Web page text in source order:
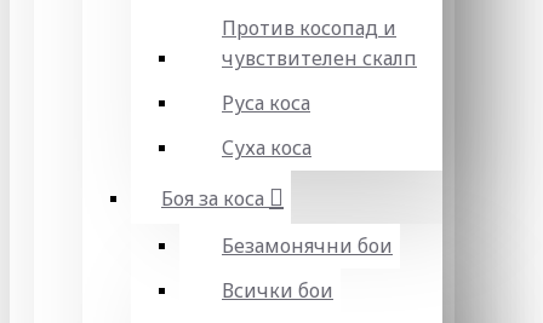
Против косопад и
чувствителен скалп
Руса коса
Суха коса
Боя за коса
Безамонячни бои
Всички бои